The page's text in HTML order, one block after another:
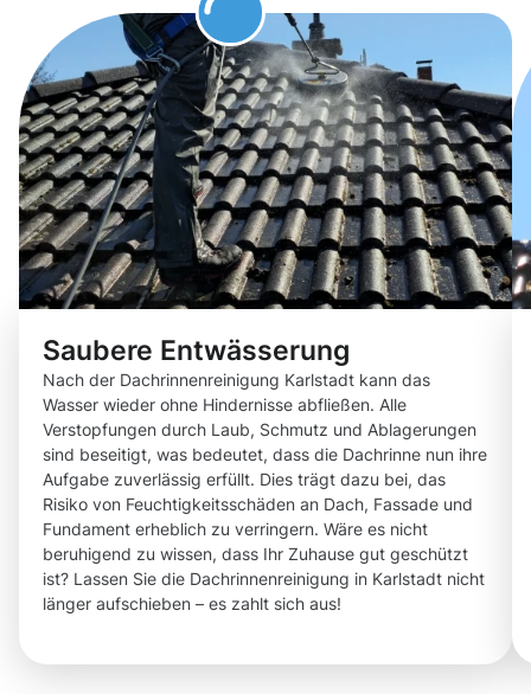
Saubere Entwässerung
Nach der Dachrinnenreinigung Karlstadt kann das
Wasser wieder ohne Hindernisse abfließen. Alle
Verstopfungen durch Laub, Schmutz und Ablagerungen
sind beseitigt, was bedeutet, dass die Dachrinne nun ihre
Aufgabe zuverlässig erfüllt. Dies trägt dazu bei, das
Risiko von Feuchtigkeitsschäden an Dach, Fassade und
Fundament erheblich zu verringern. Wäre es nicht
beruhigend zu wissen, dass Ihr Zuhause gut geschützt
ist? Lassen Sie die Dachrinnenreinigung in Karlstadt nicht
länger aufschieben – es zahlt sich aus!